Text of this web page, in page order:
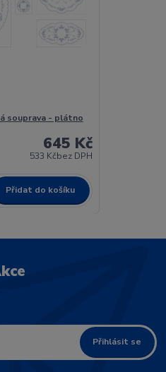
souprava - plátno
645 Kč
533 Kčbez DPH
Přidat do košíku
Přihlásit se